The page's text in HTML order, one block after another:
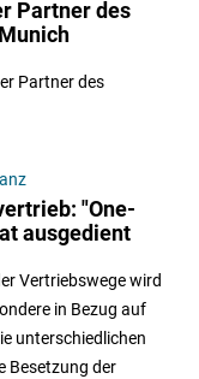
Partner des
Partner des
"One-
ausgedient
Vertriebswege wird
in Bezug auf
unterschiedlichen
Besetzung der